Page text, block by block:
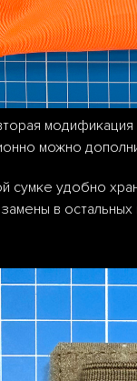
можно
сумке удобно
в